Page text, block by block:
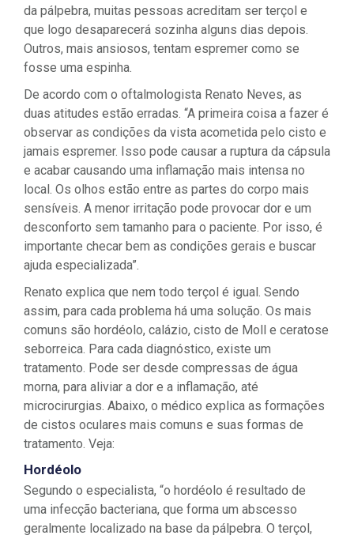
da pálpebra, muitas pessoas acreditam ser terçol e
que logo desaparecerá sozinha alguns dias depois.
Outros, mais ansiosos, tentam espremer como se
fosse uma espinha.
De acordo com o oftalmologista Renato Neves, as
duas atitudes estão erradas. “A primeira coisa a fazer é
observar as condições da vista acometida pelo cisto e
jamais espremer. Isso pode causar a ruptura da cápsula
e acabar causando uma inflamação mais intensa no
local. Os olhos estão entre as partes do corpo mais
sensíveis. A menor irritação pode provocar dor e um
desconforto sem tamanho para o paciente. Por isso, é
importante checar bem as condições gerais e buscar
ajuda especializada”.
Renato explica que nem todo terçol é igual. Sendo
assim, para cada problema há uma solução. Os mais
comuns são hordéolo, calázio, cisto de Moll e ceratose
seborreica. Para cada diagnóstico, existe um
tratamento. Pode ser desde compressas de água
morna, para aliviar a dor e a inflamação, até
microcirurgias. Abaixo, o médico explica as formações
de cistos oculares mais comuns e suas formas de
tratamento. Veja:
Hordéolo
Segundo o especialista, “o hordéolo é resultado de
uma infecção bacteriana, que forma um abscesso
geralmente localizado na base da pálpebra. O terçol,